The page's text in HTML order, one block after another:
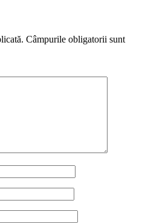
Câmpurile obligatorii sunt